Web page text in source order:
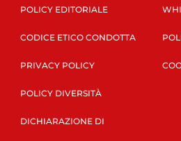
POLICY EDITORIALE
CODICE ETICO CONDOTTA
PRIVACY POLICY
POLICY DIVERSITÀ
DICHIARAZIONE DI